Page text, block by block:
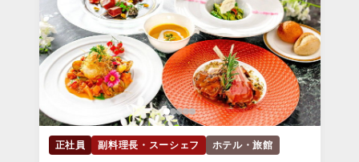
正社員 副料理長・スーシェフ ホテル・旅館